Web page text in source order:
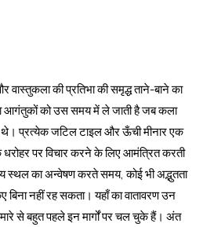
की प्रतिभा की समृद्ध ताने-बाने का
आगंतुकों को उस समय में ले जाती है जब कला
प्रत्येक जटिल टाइल और ऊँची मीनार एक
पर विचार करने के लिए आमंत्रित करती
स्थल का अन्वेषण करते समय, कोई भी अद्भुतता
बिना नहीं रह सकता। यहाँ का वातावरण उन
से बहुत पहले इन मार्गों पर चल चुके हैं। अंत